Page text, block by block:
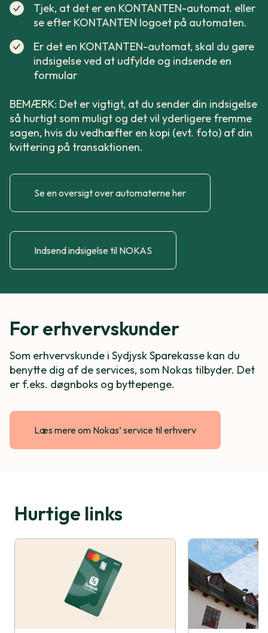
Tjek, at det er en KONTANTEN-automat. eller
se efter KONTANTEN logoet på automaten.
Er det en KONTANTEN-automat, skal du gøre
indsigelse ved at udfylde og indsende en
formular
BEMÆRK: Det er vigtigt, at du sender din indsigelse
så hurtigt som muligt og det vil yderligere fremme
sagen, hvis du vedhæfter en kopi (evt. foto) af din
kvittering på transaktionen.
Se en oversigt over automaterne her
Indsend indsigelse til NOKAS
For erhvervskunder
Som erhvervskunde i Sydjysk Sparekasse kan du
benytte dig af de services, som Nokas tilbyder. Det
er f.eks. døgnboks og byttepenge.
Læs mere om Nokas’ service til erhverv
Hurtige links